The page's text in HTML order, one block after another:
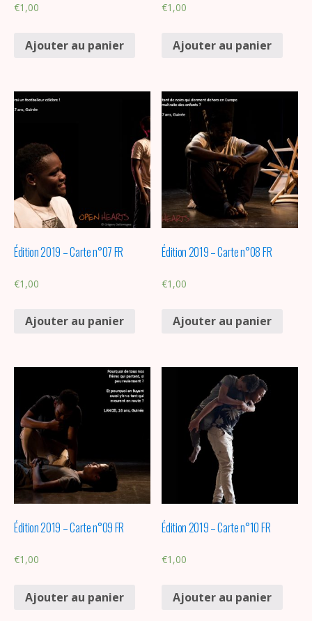
€1,00
Ajouter au panier
€1,00
Ajouter au panier
Édition 2019 – Carte n°07 FR
€1,00
Ajouter au panier
Édition 2019 – Carte n°08 FR
€1,00
Ajouter au panier
Édition 2019 – Carte n°09 FR
€1,00
Ajouter au panier
Édition 2019 – Carte n°10 FR
€1,00
Ajouter au panier